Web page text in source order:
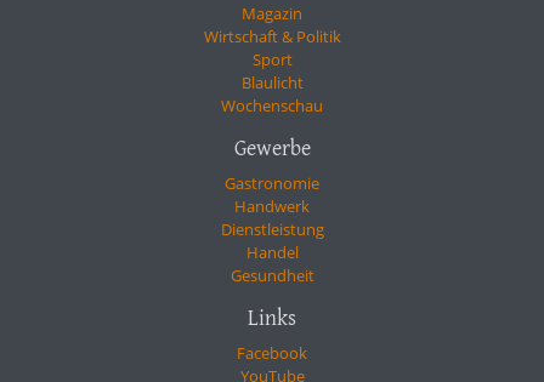
Magazin
Wirtschaft & Politik
Sport
Blaulicht
Wochenschau
Gewerbe
Gastronomie
Handwerk
Dienstleistung
Handel
Gesundheit
Links
Facebook
YouTube